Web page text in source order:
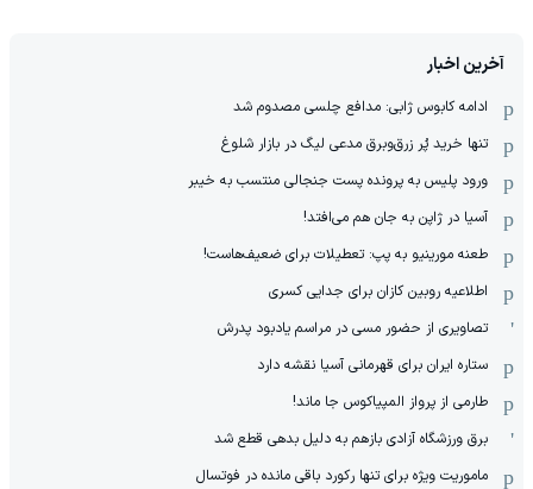
آخرین اخبار
ادامه کابوس ژابی: مدافع چلسی مصدوم شد
تنها خرید پُر زرق‌وبرق مدعی لیگ در بازار شلوغ
ورود پلیس به پرونده پست جنجالی منتسب به خیبر
آسیا در ژاپن به جان هم می‌افتد!
طعنه مورینیو به پپ: تعطیلات برای ضعیف‌هاست!
اطلاعیه روبین کازان برای جدایی کسری
تصاویری از حضور مسی در مراسم یادبود پدرش
ستاره ایران برای قهرمانی آسیا نقشه دارد
طارمی از پرواز المپیاکوس جا ماند!
برق ورزشگاه آزادی بازهم به دلیل بدهی قطع شد
ماموریت ویژه برای تنها رکورد باقی مانده در فوتسال